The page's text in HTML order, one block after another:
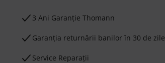
3 Ani Garanție Thomann
Garanţia returnării banilor în 30 de zile
Service Reparații